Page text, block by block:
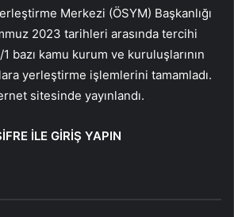
Merkezi (ÖSYM) Başkanlığı
2023 tarihleri ​​arasında tercihi
bazı kamu kurum ve kuruluşlarının
yerleştirme işlemlerini tamamladı.
sitesinde yayınlandı.
İLE GİRİŞ YAPIN